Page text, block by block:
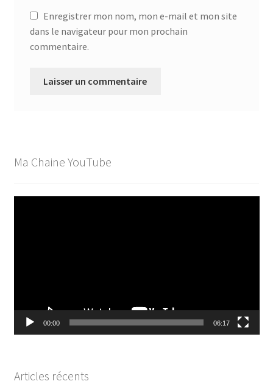
Enregistrer mon nom, mon e-mail et mon site
dans le navigateur pour mon prochain
commentaire.
Ma Chaine YouTube
00:00 06:17
Articles récents